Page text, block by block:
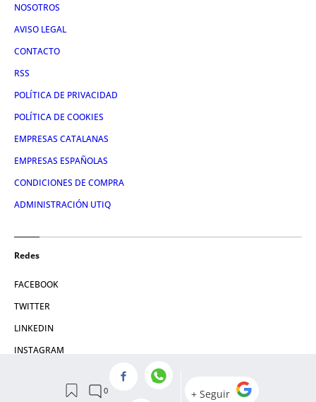
NOSOTROS
AVISO LEGAL
CONTACTO
RSS
POLÍTICA DE PRIVACIDAD
POLÍTICA DE COOKIES
EMPRESAS CATALANAS
EMPRESAS ESPAÑOLAS
CONDICIONES DE COMPRA
ADMINISTRACIÓN UTIQ
Redes
FACEBOOK
TWITTER
LINKEDIN
INSTAGRAM